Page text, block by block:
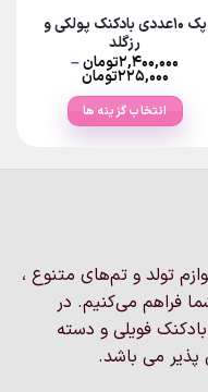
پک ۱۰عددی بادکنک پولکی و
رزگلد
۲,۴۰۰,۰۰۰تومان–
۲۲۵,۰۰۰تومانPrice
range:
through
۲,۴۰۰,۰۰۰تومان
انتخاب گزینه ها
باشد.
گزینه
ها
ممکن
است
تولد و تم‌های متنوع ،
فراهم می‌کنیم. در
فویلی و دسته
پذیر می باشد.